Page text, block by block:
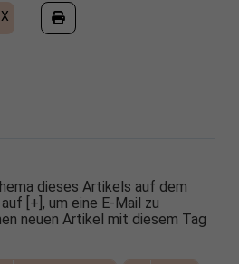
X
dieses Artikels auf dem
[+], um eine E-Mail zu
neuen Artikel mit diesem Tag